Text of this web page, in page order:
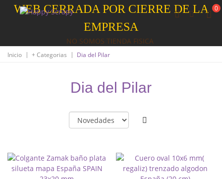
WEB CERRADA POR CIERRE DE LA
EMPRESA
NO SOMOS TIENDA FISICA
0
Inicio | + Categorias | Dia del Pilar
Dia del Pilar